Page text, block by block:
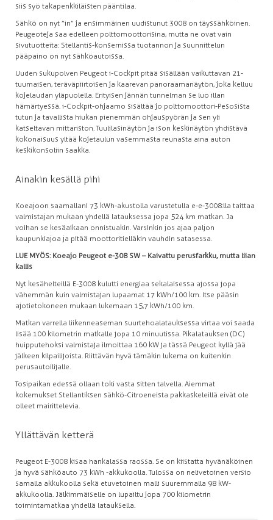
siis syö takapenkkiläisten pääntilaa.
Sähkö on nyt ”in” ja ensimmäinen uudistunut 3008 on täyssähköinen.
Peugeoteja saa edelleen polttomoottorisina, mutta ne ovat vain
sivutuotteita: Stellantis-konsernissa tuotannon ja suunnittelun
pääpaino on nyt sähköautoissa.
Uuden sukupolven Peugeot i-Cockpit pitää sisällään vaikuttavan 21-
tuumaisen, teräväpiirtoisen ja kaarevan panoraamanäytön, joka kelluu
kojelaudan yläpuolella. Erityisen jännän tunnelman se luo illan
hämärtyessä. i-Cockpit-ohjaamo sisältää jo polttomoottori-Pesosista
tutun ja tavallista hiukan pienemmän ohjauspyörän ja sen yli
katseltavan mittariston. Tuulilasinäytön ja ison keskinäytön yhdistävä
kokonaisuus yltää kojetaulun vasemmasta reunasta aina auton
keskikonsoliin saakka.
Ainakin kesällä pihi
Koeajoon saamallani 73 kWh-akustolla varustetulla e-e-3008:lla taittaa
valmistajan mukaan yhdellä latauksessa jopa 524 km matkan. Ja
voihan se kesäaikaan onnistuakin. Varsinkin jos ajaa paljon
kaupunkiajoa ja pitää moottoritielläkin vauhdin satasessa.
LUE MYÖS: Koeajo Peugeot e-308 SW – Kaivattu perusfarkku, mutta liian
kallis
Nyt kesähelteillä E-3008 kulutti energiaa sekalaisessa ajossa jopa
vähemmän kuin valmistajan lupaamat 17 kWh/100 km. Itse pääsin
ajotietokoneen mukaan lukemaan 15,7 kWh/100 km.
Matkan varrella liikenneaseman suurtehoalatauksessa virtaa voi saada
lisää 100 kilometrin matkalle jopa 10 minuutissa. Pikalatauksen (DC)
huipputehoksi valmistaja ilmoittaa 160 kW ja tässä Peugeot kyllä jää
jälkeen kilpailijoista. Riittävän hyvä tämäkin lukema on kuitenkin
perusautoilijalle.
Tosipaikan edessä ollaan toki vasta sitten talvella. Aiemmat
kokemukset Stellantiksen sähkö-Citroeneista pakkaskeleillä eivät ole
olleet mairittelevia.
Yllättävän ketterä
Peugeot E-3008 kisaa hankalassa raossa. Se on kiistatta hyvänäköinen
ja hyvä sähköauto 73 kWh -akkukoolla. Tulossa on nelivetoinen versio
samalla akkukoolla sekä etuvetoinen malli suuremmalla 98 kW-
akkukoolla. Jälkimmäiselle on lupailtu jopa 700 kilometrin
toimintamatkaa yhdellä latauksella.